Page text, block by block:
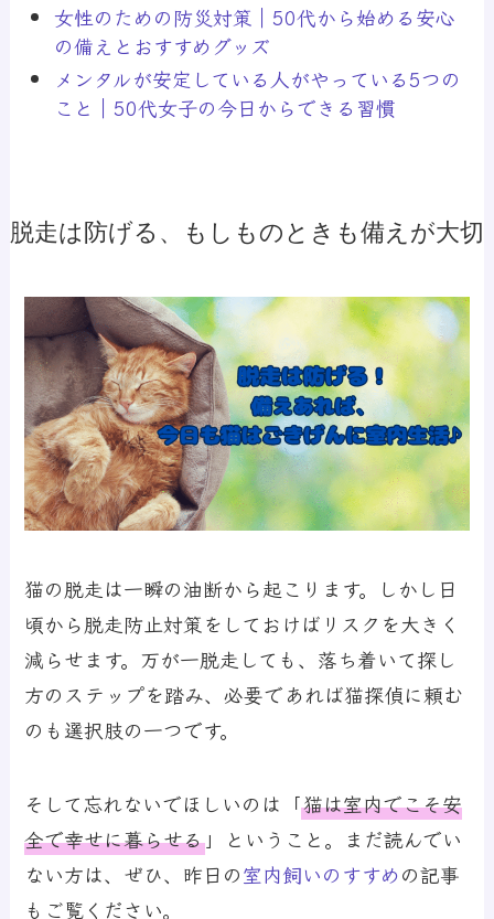
女性のための防災対策｜50代から始める安心
の備えとおすすめグッズ
メンタルが安定している人がやっている5つの
こと｜50代女子の今日からできる習慣
脱走は防げる、もしものときも備えが大切
猫の脱走は一瞬の油断から起こります。しかし日
頃から脱走防止対策をしておけばリスクを大きく
減らせます。万が一脱走しても、落ち着いて探し
方のステップを踏み、必要であれば猫探偵に頼む
のも選択肢の一つです。
そして忘れないでほしいのは「猫は室内でこそ安
全で幸せに暮らせる」ということ。まだ読んでい
ない方は、ぜひ、昨日の室内飼いのすすめの記事
もご覧ください。